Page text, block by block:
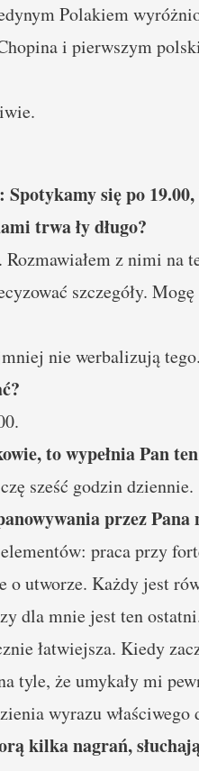
Polakiem
i pierwszym
się po
trwa ły długo?
z nimi na
szczegóły.
nie werbalizują tego.
to wypełnia Pan
sześć godzin dziennie.
przez
praca przy
o utworze. Każdy jest
dla mnie jest ten
łatwiejsza. Kiedy
tyle, że umykały mi
wyrazu właściwego
kilka nagrań,